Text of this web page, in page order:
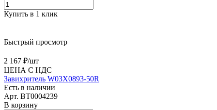
Купить в 1 клик
Быстрый просмотр
2 167 ₽/шт
ЦЕНА С НДС
Завихритель W03X0893-50R
Есть в наличии
Арт. BT0004239
В корзину